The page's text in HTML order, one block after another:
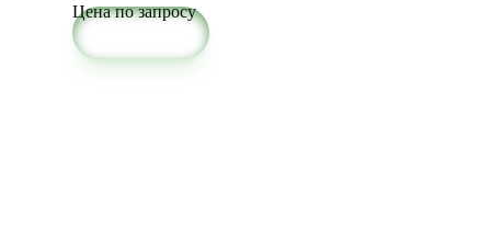
Цена по запросу